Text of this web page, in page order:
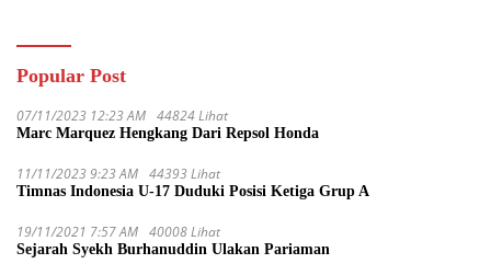
Popular Post
07/11/2023 12:23 AM 44824 Lihat
Marc Marquez Hengkang Dari Repsol Honda
11/11/2023 9:23 AM 44393 Lihat
Timnas Indonesia U-17 Duduki Posisi Ketiga Grup A
19/11/2021 7:57 AM 40008 Lihat
Sejarah Syekh Burhanuddin Ulakan Pariaman